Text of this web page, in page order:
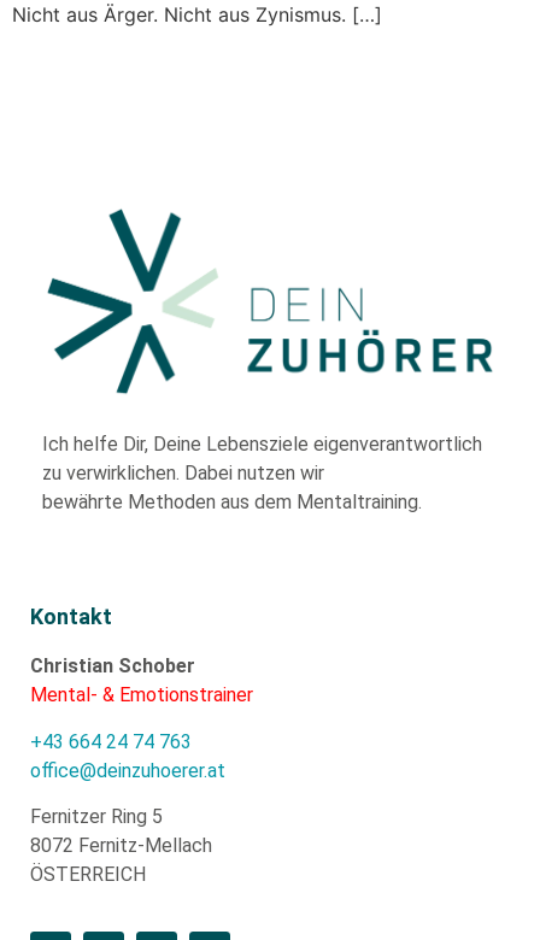
Nicht aus Ärger. Nicht aus Zynismus. […]
Ich helfe Dir, Deine Lebensziele eigenverantwortlich
zu verwirklichen. Dabei nutzen wir
bewährte Methoden aus dem Mentaltraining.
Kontakt
Christian Schober
Mental- & Emotionstrainer
+43 664 24 74 763
office@deinzuhoerer.at
Fernitzer Ring 5
8072 Fernitz-Mellach
ÖSTERREICH